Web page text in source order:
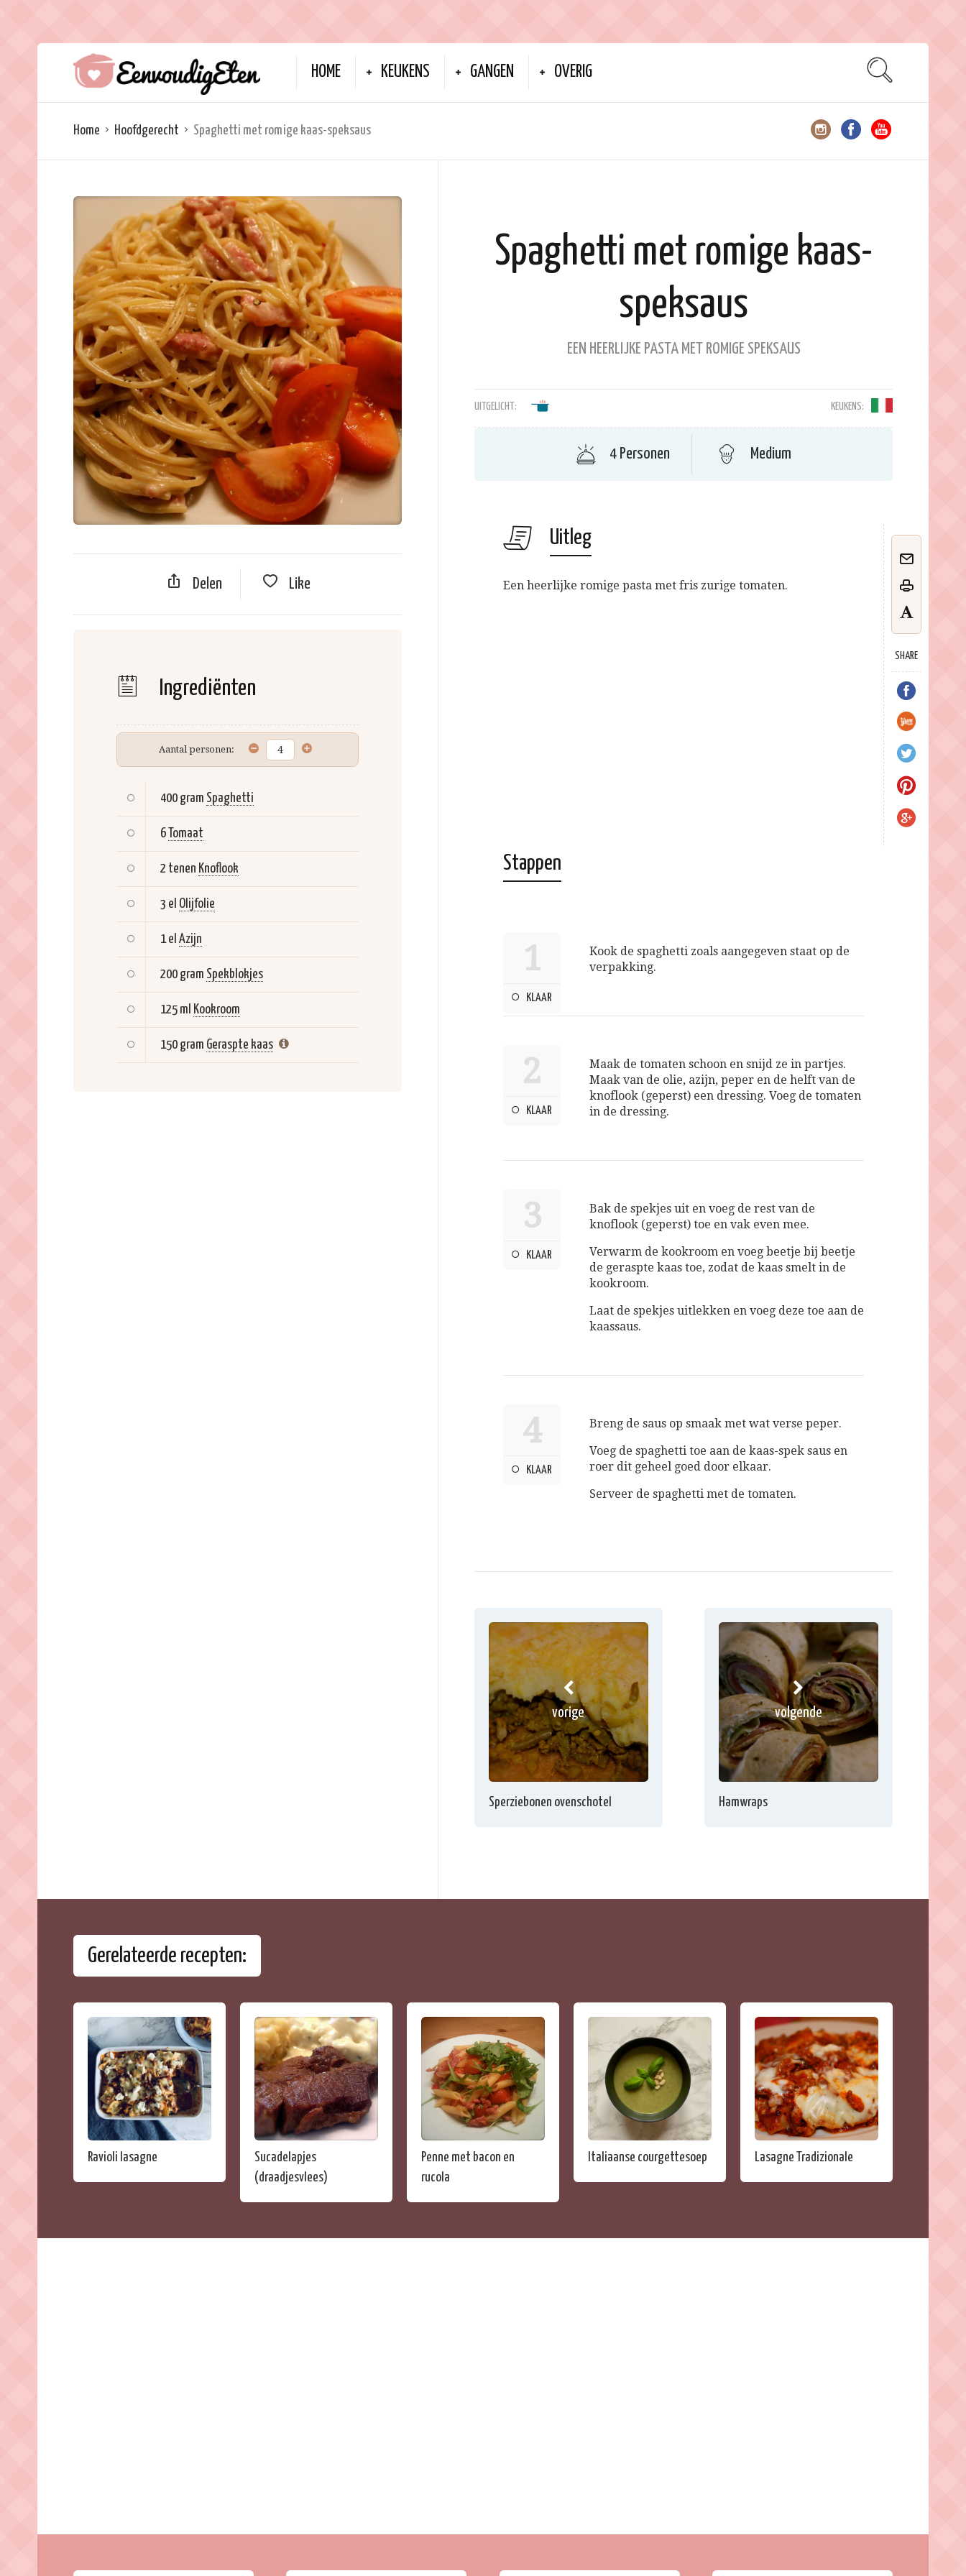
HOME KEUKENS GANGEN OVERIG
Home Hoofdgerecht Spaghetti met romige kaas-speksaus
Delen Like
Ingrediënten
Aantal personen:
400 gram Spaghetti
6Tomaat
2 tenen Knoflook
3 el Olijfolie
1 el Azijn
200 gram Spekblokjes
125 ml Kookroom
150 gram Geraspte kaas
Spaghetti met romige kaas-
speksaus
EEN HEERLIJKE PASTA MET ROMIGE SPEKSAUS
UITGELICHT: KEUKENS:
4 Personen Medium
Uitleg
SHARE
Een heerlijke romige pasta met fris zurige tomaten.
Stappen
1
KLAAR
Kook de spaghetti zoals aangegeven staat op de
verpakking.
2
KLAAR
Maak de tomaten schoon en snijd ze in partjes.
Maak van de olie, azijn, peper en de helft van de
knoflook (geperst) een dressing. Voeg de tomaten
in de dressing.
3
KLAAR
Bak de spekjes uit en voeg de rest van de
knoflook (geperst) toe en vak even mee.
Verwarm de kookroom en voeg beetje bij beetje
de geraspte kaas toe, zodat de kaas smelt in de
kookroom.
Laat de spekjes uitlekken en voeg deze toe aan de
kaassaus.
4
KLAAR
Breng de saus op smaak met wat verse peper.
Voeg de spaghetti toe aan de kaas-spek saus en
roer dit geheel goed door elkaar.
Serveer de spaghetti met de tomaten.
vorige
Sperziebonen ovenschotel
volgende
Hamwraps
Gerelateerde recepten:
Ravioli lasagne
Sucadelapjes
(draadjesvlees)
Penne met bacon en
rucola
Italiaanse courgettesoep Lasagne Tradizionale